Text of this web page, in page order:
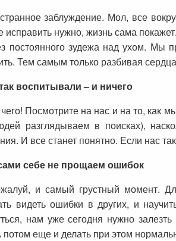
заблуждение. Мол, все
исправить нужно, жизнь сама
постоянного зудежа над ухом. Мы
Тем самым только разбивая
воспитывали – и ничего
Посмотрите на нас и на то, как
разглядываем в поисках),
И все станет понятно. Если нас
себе не прощаем ошибок
и самый грустный момент.
видеть ошибки в других, и
нам уже сегодня нужно
еще и делать при этом